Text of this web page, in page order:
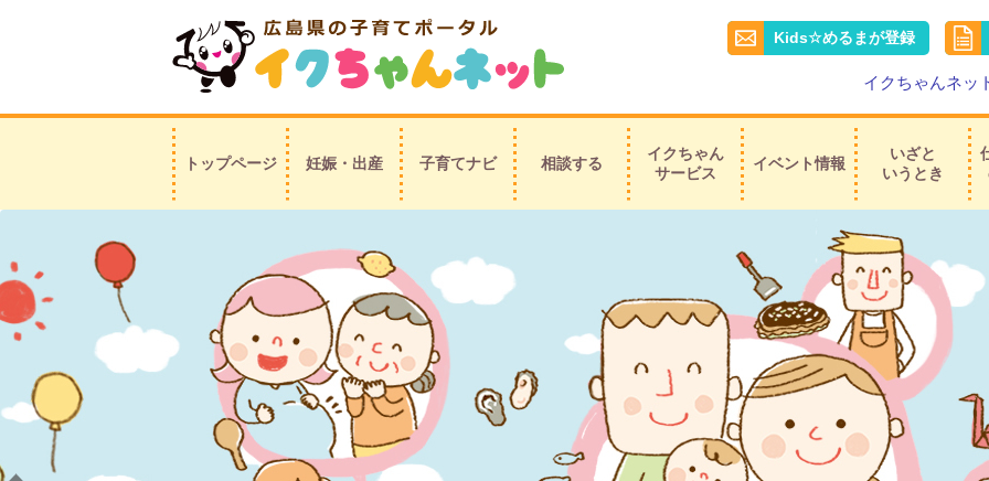
トップページ 妊娠・出産 子育てナビ 相談する
イクちゃん
サービス
イベント情報
いざと
いうとき
Kids☆めるまが登録
イクちゃんネッ